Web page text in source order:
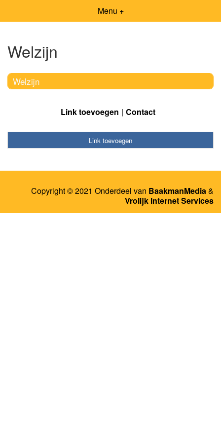
Menu +
Welzijn
Welzijn
Link toevoegen Contact
Link toevoegen
Copyright © 2021 Onderdeel van BaakmanMedia&
Vrolijk Internet Services